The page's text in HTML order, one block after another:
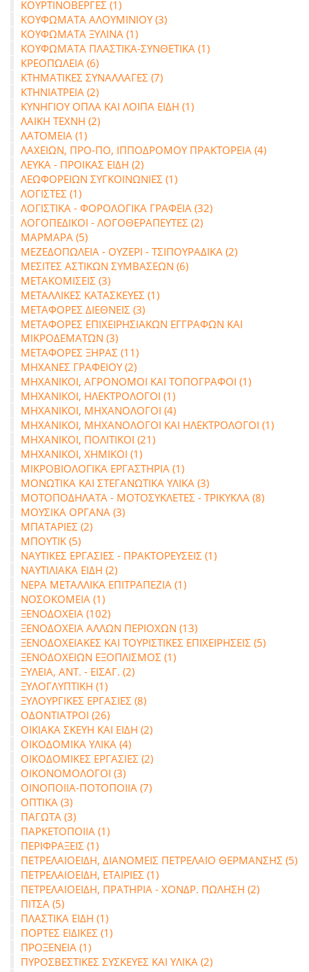
ΚΟΥΡΤΙΝΟΒΕΡΓΕΣ (1)
ΚΟΥΦΩΜΑΤΑ ΑΛΟΥΜΙΝΙΟΥ (3)
ΚΟΥΦΩΜΑΤΑ ΞΥΛΙΝΑ (1)
ΚΟΥΦΩΜΑΤΑ ΠΛΑΣΤΙΚΑ-ΣΥΝΘΕΤΙΚΑ (1)
ΚΡΕΟΠΩΛΕΙΑ (6)
ΚΤΗΜΑΤΙΚΕΣ ΣΥΝΑΛΛΑΓΕΣ (7)
ΚΤΗΝΙΑΤΡΕΙΑ (2)
ΚΥΝΗΓΙΟΥ ΟΠΛΑ ΚΑΙ ΛΟΙΠΑ ΕΙΔΗ (1)
ΛΑΙΚΗ ΤΕΧΝΗ (2)
ΛΑΤΟΜΕΙΑ (1)
ΛΑΧΕΙΩΝ, ΠΡΟ-ΠΟ, ΙΠΠΟΔΡΟΜΟΥ ΠΡΑΚΤΟΡΕΙΑ (4)
ΛΕΥΚΑ - ΠΡΟΙΚΑΣ ΕΙΔΗ (2)
ΛΕΩΦΟΡΕΙΩΝ ΣΥΓΚΟΙΝΩΝΙΕΣ (1)
ΛΟΓΙΣΤΕΣ (1)
ΛΟΓΙΣΤΙΚΑ - ΦΟΡΟΛΟΓΙΚΑ ΓΡΑΦΕΙΑ (32)
ΛΟΓΟΠΕΔΙΚΟΙ - ΛΟΓΟΘΕΡΑΠΕΥΤΕΣ (2)
ΜΑΡΜΑΡΑ (5)
ΜΕΖΕΔΟΠΩΛΕΙΑ - ΟΥΖΕΡΙ - ΤΣΙΠΟΥΡΑΔΙΚΑ (2)
ΜΕΣΙΤΕΣ ΑΣΤΙΚΩΝ ΣΥΜΒΑΣΕΩΝ (6)
ΜΕΤΑΚΟΜΙΣΕΙΣ (3)
ΜΕΤΑΛΛΙΚΕΣ ΚΑΤΑΣΚΕΥΕΣ (1)
ΜΕΤΑΦΟΡΕΣ ΔΙΕΘΝΕΙΣ (3)
ΜΕΤΑΦΟΡΕΣ ΕΠΙΧΕΙΡΗΣΙΑΚΩΝ ΕΓΓΡΑΦΩΝ ΚΑΙ
ΜΙΚΡΟΔΕΜΑΤΩΝ (3)
ΜΕΤΑΦΟΡΕΣ ΞΗΡΑΣ (11)
ΜΗΧΑΝΕΣ ΓΡΑΦΕΙΟΥ (2)
ΜΗΧΑΝΙΚΟΙ, ΑΓΡΟΝΟΜΟΙ ΚΑΙ ΤΟΠΟΓΡΑΦΟΙ (1)
ΜΗΧΑΝΙΚΟΙ, ΗΛΕΚΤΡΟΛΟΓΟΙ (1)
ΜΗΧΑΝΙΚΟΙ, ΜΗΧΑΝΟΛΟΓΟΙ (4)
ΜΗΧΑΝΙΚΟΙ, ΜΗΧΑΝΟΛΟΓΟΙ ΚΑΙ ΗΛΕΚΤΡΟΛΟΓΟΙ (1)
ΜΗΧΑΝΙΚΟΙ, ΠΟΛΙΤΙΚΟΙ (21)
ΜΗΧΑΝΙΚΟΙ, ΧΗΜΙΚΟΙ (1)
ΜΙΚΡΟΒΙΟΛΟΓΙΚΑ ΕΡΓΑΣΤΗΡΙΑ (1)
ΜΟΝΩΤΙΚΑ ΚΑΙ ΣΤΕΓΑΝΩΤΙΚΑ ΥΛΙΚΑ (3)
ΜΟΤΟΠΟΔΗΛΑΤΑ - ΜΟΤΟΣΥΚΛΕΤΕΣ - ΤΡΙΚΥΚΛΑ (8)
ΜΟΥΣΙΚΑ ΟΡΓΑΝΑ (3)
ΜΠΑΤΑΡΙΕΣ (2)
ΜΠΟΥΤΙΚ (5)
ΝΑΥΤΙΚΕΣ ΕΡΓΑΣΙΕΣ - ΠΡΑΚΤΟΡΕΥΣΕΙΣ (1)
ΝΑΥΤΙΛΙΑΚΑ ΕΙΔΗ (2)
ΝΕΡΑ ΜΕΤΑΛΛΙΚΑ ΕΠΙΤΡΑΠΕΖΙΑ (1)
ΝΟΣΟΚΟΜΕΙΑ (1)
ΞΕΝΟΔΟΧΕΙΑ (102)
ΞΕΝΟΔΟΧΕΙΑ ΑΛΛΩΝ ΠΕΡΙΟΧΩΝ (13)
ΞΕΝΟΔΟΧΕΙΑΚΕΣ ΚΑΙ ΤΟΥΡΙΣΤΙΚΕΣ ΕΠΙΧΕΙΡΗΣΕΙΣ (5)
ΞΕΝΟΔΟΧΕΙΩΝ ΕΞΟΠΛΙΣΜΟΣ (1)
ΞΥΛΕΙΑ, ΑΝΤ. - ΕΙΣΑΓ. (2)
ΞΥΛΟΓΛΥΠΤΙΚΗ (1)
ΞΥΛΟΥΡΓΙΚΕΣ ΕΡΓΑΣΙΕΣ (8)
ΟΔΟΝΤΙΑΤΡΟΙ (26)
ΟΙΚΙΑΚΑ ΣΚΕΥΗ ΚΑΙ ΕΙΔΗ (2)
ΟΙΚΟΔΟΜΙΚΑ ΥΛΙΚΑ (4)
ΟΙΚΟΔΟΜΙΚΕΣ ΕΡΓΑΣΙΕΣ (2)
ΟΙΚΟΝΟΜΟΛΟΓΟΙ (3)
ΟΙΝΟΠΟΙΙΑ-ΠΟΤΟΠΟΙΙΑ (7)
ΟΠΤΙΚΑ (3)
ΠΑΓΩΤΑ (3)
ΠΑΡΚΕΤΟΠΟΙΙΑ (1)
ΠΕΡΙΦΡΑΞΕΙΣ (1)
ΠΕΤΡΕΛΑΙΟΕΙΔΗ, ΔΙΑΝΟΜΕΙΣ ΠΕΤΡΕΛΑΙΟ ΘΕΡΜΑΝΣΗΣ (5)
ΠΕΤΡΕΛΑΙΟΕΙΔΗ, ΕΤΑΙΡΙΕΣ (1)
ΠΕΤΡΕΛΑΙΟΕΙΔΗ, ΠΡΑΤΗΡΙΑ - ΧΟΝΔΡ. ΠΩΛΗΣΗ (2)
ΠΙΤΣΑ (5)
ΠΛΑΣΤΙΚΑ ΕΙΔΗ (1)
ΠΟΡΤΕΣ ΕΙΔΙΚΕΣ (1)
ΠΡΟΞΕΝΕΙΑ (1)
ΠΥΡΟΣΒΕΣΤΙΚΕΣ ΣΥΣΚΕΥΕΣ ΚΑΙ ΥΛΙΚΑ (2)